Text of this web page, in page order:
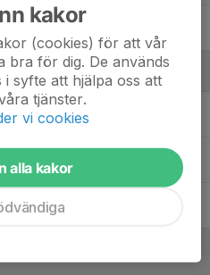
kakor
(cookies) för att vår
bra för dig. De används
syfte att hjälpa oss att
tjänster.
vi cookies
alla kakor